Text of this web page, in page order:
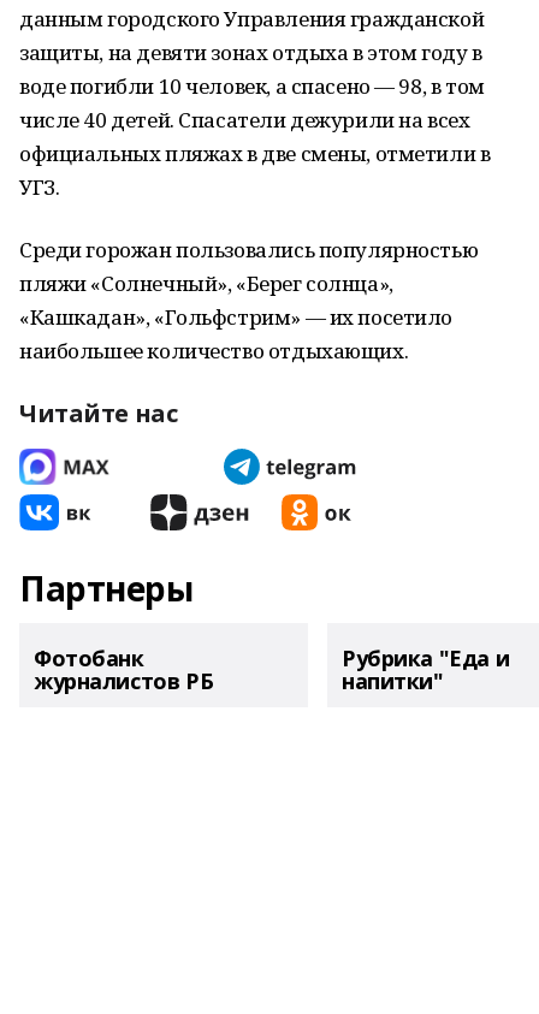
данным городского Управления гражданской
защиты, на девяти зонах отдыха в этом году в
воде погибли 10 человек, а спасено — 98, в том
числе 40 детей. Спасатели дежурили на всех
официальных пляжах в две смены, отметили в
УГЗ.
Среди горожан пользовались популярностью
пляжи «Солнечный», «Берег солнца»,
«Кашкадан», «Гольфстрим» — их посетило
наибольшее количество отдыхающих.
Читайте нас
Партнеры
Фотобанк
журналистов РБ
Рубрика "Еда и
напитки"